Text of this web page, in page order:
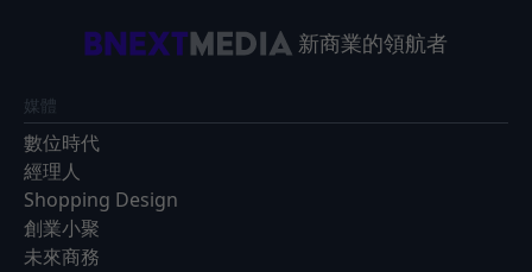
新商業的領航者
媒體
數位時代
經理人
Shopping Design
創業小聚
未來商務